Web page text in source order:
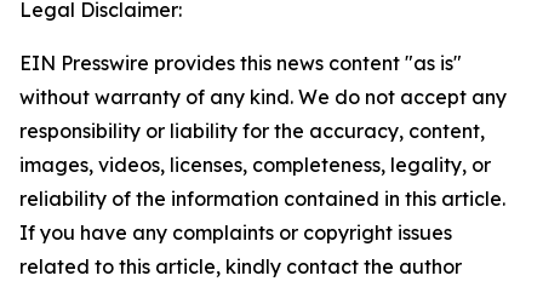
Legal Disclaimer:
EIN Presswire provides this news content "as is"
without warranty of any kind. We do not accept any
responsibility or liability for the accuracy, content,
images, videos, licenses, completeness, legality, or
reliability of the information contained in this article.
If you have any complaints or copyright issues
related to this article, kindly contact the author